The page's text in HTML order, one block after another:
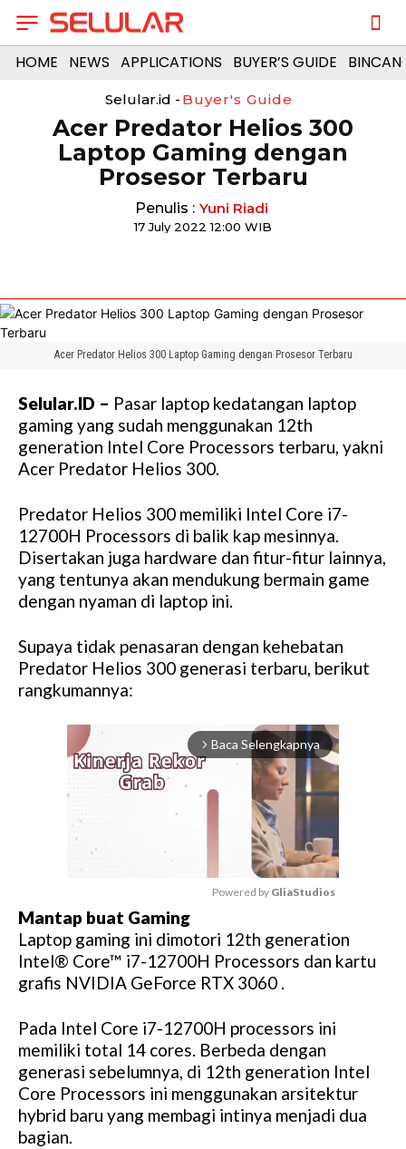
HOME NEWS APPLICATIONS BUYER’S GUIDE
Selular.id - Buyer's Guide
Acer Predator Helios 300
Laptop Gaming dengan
Prosesor Terbaru
Penulis : Yuni Riadi
17 July 2022 12:00 WIB
Acer Predator Helios 300 Laptop Gaming dengan Prosesor Terbaru
Selular.ID – Pasar laptop kedatangan laptop
gaming yang sudah menggunakan 12th
generation Intel Core Processors terbaru, yakni
Acer Predator Helios 300.
Predator Helios 300 memiliki Intel Core i7-
12700H Processors di balik kap mesinnya.
Disertakan juga hardware dan fitur-fitur lainnya,
yang tentunya akan mendukung bermain game
dengan nyaman di laptop ini.
Supaya tidak penasaran dengan kehebatan
Predator Helios 300 generasi terbaru, berikut
rangkumannya:
arrow_forward_ios Baca Selengkapnya
u
t
e
Powered by GliaStudios
Mantap buat Gaming
Laptop gaming ini dimotori 12th generation
Intel® Core™ i7-12700H Processors dan kartu
grafis NVIDIA GeForce RTX 3060 .
Pada Intel Core i7-12700H processors ini
memiliki total 14 cores. Berbeda dengan
generasi sebelumnya, di 12th generation Intel
Core Processors ini menggunakan arsitektur
hybrid baru yang membagi intinya menjadi dua
bagian.